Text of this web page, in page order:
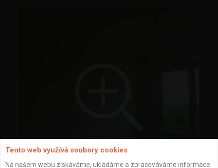
Tento web využívá soubory cookies
Na našem webu získáváme, ukládáme a zpracováváme informace